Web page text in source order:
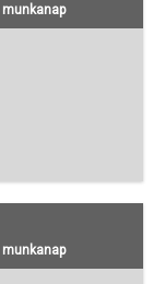
munkanap
munkanap